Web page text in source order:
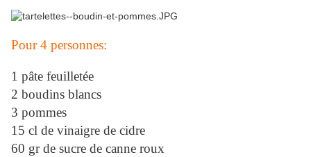
Pour 4 personnes:
1 pâte feuilletée
2 boudins blancs
3 pommes
15 cl de vinaigre de cidre
60 gr de sucre de canne roux